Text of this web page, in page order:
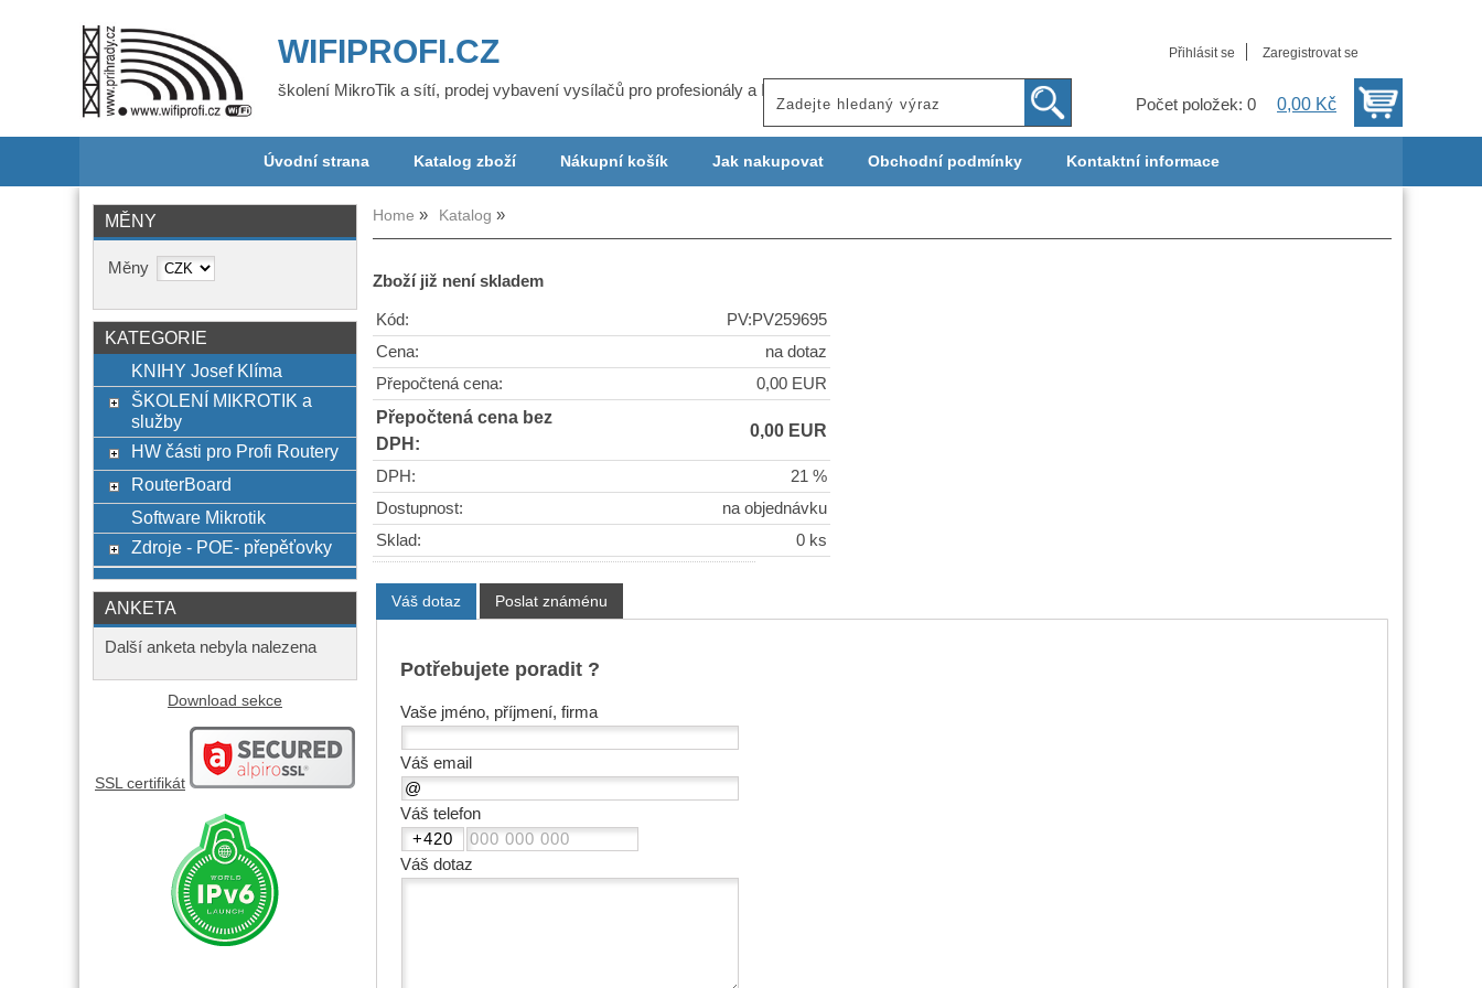
Přihlásit se Zaregistrovat se
Počet položek: 0 0,00 Kč
WIFIPROFI.CZ
školení MikroTik a sítí, prodej vybavení vysílačů pro profesionály a ISP
Úvodní strana Katalog zboží Nákupní košík Jak nakupovat Obchodní podmínky Kontaktní informace
Home Katalog
Zboží již není skladem
Kód:
PV:PV259695
Cena:
na dotaz
Přepočtená cena:
0,00 EUR
Přepočtená cena bez
DPH:
0,00 EUR
DPH:
21 %
Dostupnost:
na objednávku
Sklad:
0 ks
Váš dotaz Poslat známénu
Potřebujete poradit ?
Vaše jméno, příjmení, firma
Váš email
Váš telefon
Váš dotaz
MĚNY
Měny
KATEGORIE
KNIHY Josef Klíma
ŠKOLENÍ MIKROTIK a
služby
HW části pro Profi Routery
RouterBoard
Software Mikrotik
Zdroje - POE- přepěťovky
ANKETA
Další anketa nebyla nalezena
Download sekce
SSL certifikát